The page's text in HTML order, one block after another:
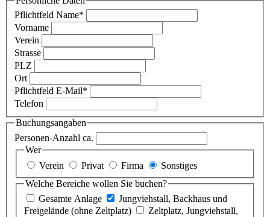
Pflichtfeld Name*
Vorname
Verein
Strasse
PLZ
Ort
Pflichtfeld E-Mail*
Telefon
Buchungsangaben
Personen-Anzahl ca.
Wer
Verein
Privat Firma
Sonstiges
Welche Bereiche wollen Sie buchen?
Gesamte Anlage
Jungviehstall, Backhaus und
Freigelände (ohne Zeltplatz)
Zeltplatz, Jungviehstall,